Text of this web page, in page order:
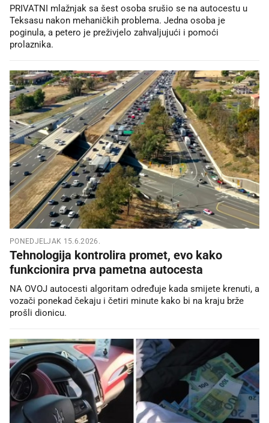
PRIVATNI mlažnjak sa šest osoba srušio se na autocestu u
Teksasu nakon mehaničkih problema. Jedna osoba je
poginula, a petero je preživjelo zahvaljujući i pomoći
prolaznika.
PONEDJELJAK 15.6.2026.
Tehnologija kontrolira promet, evo kako
funkcionira prva pametna autocesta
NA OVOJ autocesti algoritam određuje kada smijete krenuti, a
vozači ponekad čekaju i četiri minute kako bi na kraju brže
prošli dionicu.